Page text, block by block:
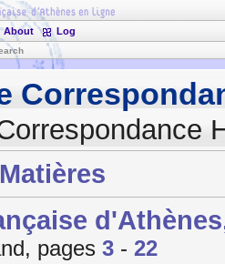
About Log
pages 3 - 22